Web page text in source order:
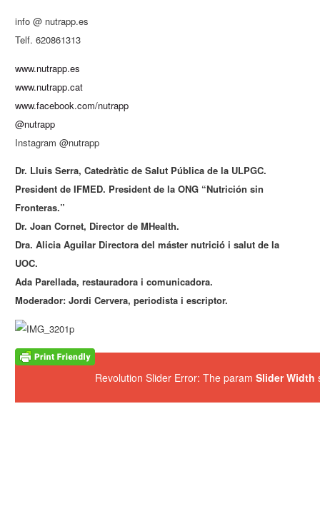
info @ nutrapp.es
Telf. 620861313
www.nutrapp.es
www.nutrapp.cat
www.facebook.com/nutrapp
@nutrapp
Instagram @nutrapp
Dr. Lluis Serra, Catedràtic de Salut Pública de la ULPGC.
President de IFMED. President de la ONG “Nutrición sin
Fronteras.”
Dr. Joan Cornet, Director de MHealth.
Dra. Alicia Aguilar Directora del máster nutrició i salut de la
UOC.
Ada Parellada, restauradora i comunicadora.
Moderador: Jordi Cervera, periodista i escriptor.
Revolution Slider Error: The paramSlider Width